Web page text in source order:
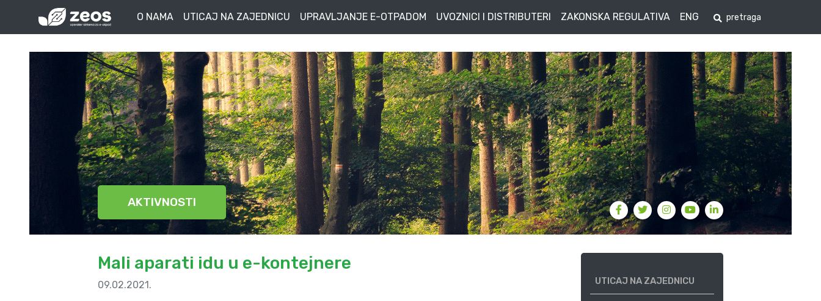
O NAMA UTICAJ NA ZAJEDNICU UPRAVLJANJE E-OTPADOM UVOZNICI I DISTRIBUTERI ZAKONSKA REGULATIVA ENG
AKTIVNOSTI
Mali aparati idu u e-kontejnere
09.02.2021. UTICAJ NA ZAJEDNICU